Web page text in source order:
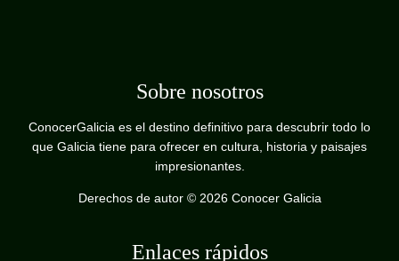
Sobre nosotros
ConocerGalicia es el destino definitivo para descubrir todo lo
que Galicia tiene para ofrecer en cultura, historia y paisajes
impresionantes.
Derechos de autor © 2026 Conocer Galicia
Enlaces rápidos